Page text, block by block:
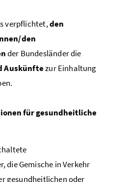
verpflichtet,den
den
der Bundesländer die
Auskünftezur Einhaltung
für gesundheitliche
die Gemische in Verkehr
gesundheitlichen oder